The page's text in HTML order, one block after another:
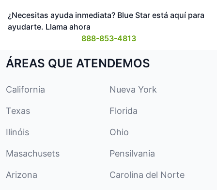
¿Necesitas ayuda inmediata? Blue Star está aquí para
ayudarte. Llama ahora
888-853-4813
ÁREAS QUE ATENDEMOS
California Nueva York
Texas Florida
Ilinóis Ohio
Masachusets Pensilvania
Arizona Carolina del Norte